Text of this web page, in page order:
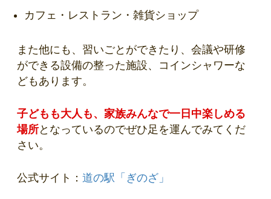
カフェ・レストラン・雑貨ショップ
また他にも、習いごとができたり、会議や研修
ができる設備の整った施設、コインシャワーな
どもあります。
子どもも大人も、家族みんなで一日中楽しめる
場所となっているのでぜひ足を運んでみてくだ
さい。
公式サイト： 道の駅「ぎのざ」